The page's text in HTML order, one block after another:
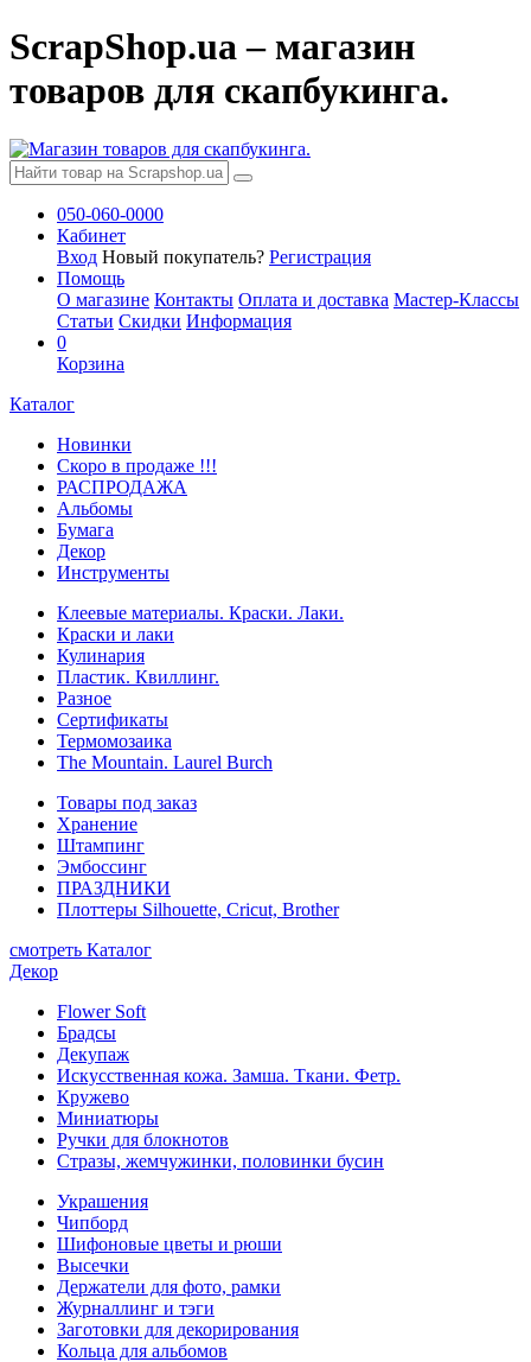
ScrapShop.ua – магазин
товаров для скапбукинга.
050-060-0000
Кабинет
Вход Новый покупатель? Регистрация
Помощь
О магазине Контакты Оплата и доставка Мастер-Классы
Статьи Скидки Информация
0
Корзина
Каталог
Новинки
Скоро в продаже !!!
РАСПРОДАЖА
Альбомы
Бумага
Декор
Инструменты
Клеевые материалы. Краски. Лаки.
Краски и лаки
Кулинария
Пластик. Квиллинг.
Разное
Сертификаты
Термомозаика
The Mountain. Laurel Burch
Товары под заказ
Хранение
Штампинг
Эмбоссинг
ПРАЗДНИКИ
Плоттеры Silhouette, Cricut, Brother
смотреть Каталог
Декор
Flower Soft
Брадсы
Декупаж
Искусственная кожа. Замша. Ткани. Фетр.
Кружево
Миниатюры
Ручки для блокнотов
Стразы, жемчужинки, половинки бусин
Украшения
Чипборд
Шифоновые цветы и рюши
Высечки
Держатели для фото, рамки
Журналлинг и тэги
Заготовки для декорирования
Кольца для альбомов